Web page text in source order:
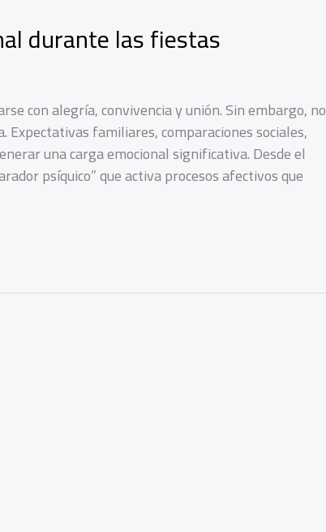
durante las fiestas
con alegría, convivencia y unión. Sin embargo, no
familiares, comparaciones sociales,
una carga emocional significativa. Desde el
psíquico” que activa procesos afectivos que